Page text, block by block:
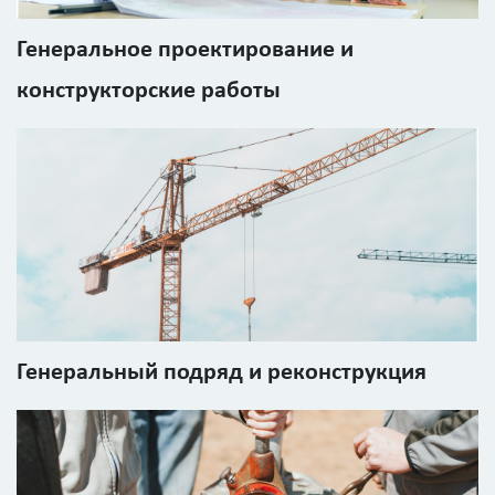
Генеральное проектирование и
конструкторские работы
Генеральный подряд и реконструкция
Площадь
?
Назначение
здания
Стоимость
работ
0